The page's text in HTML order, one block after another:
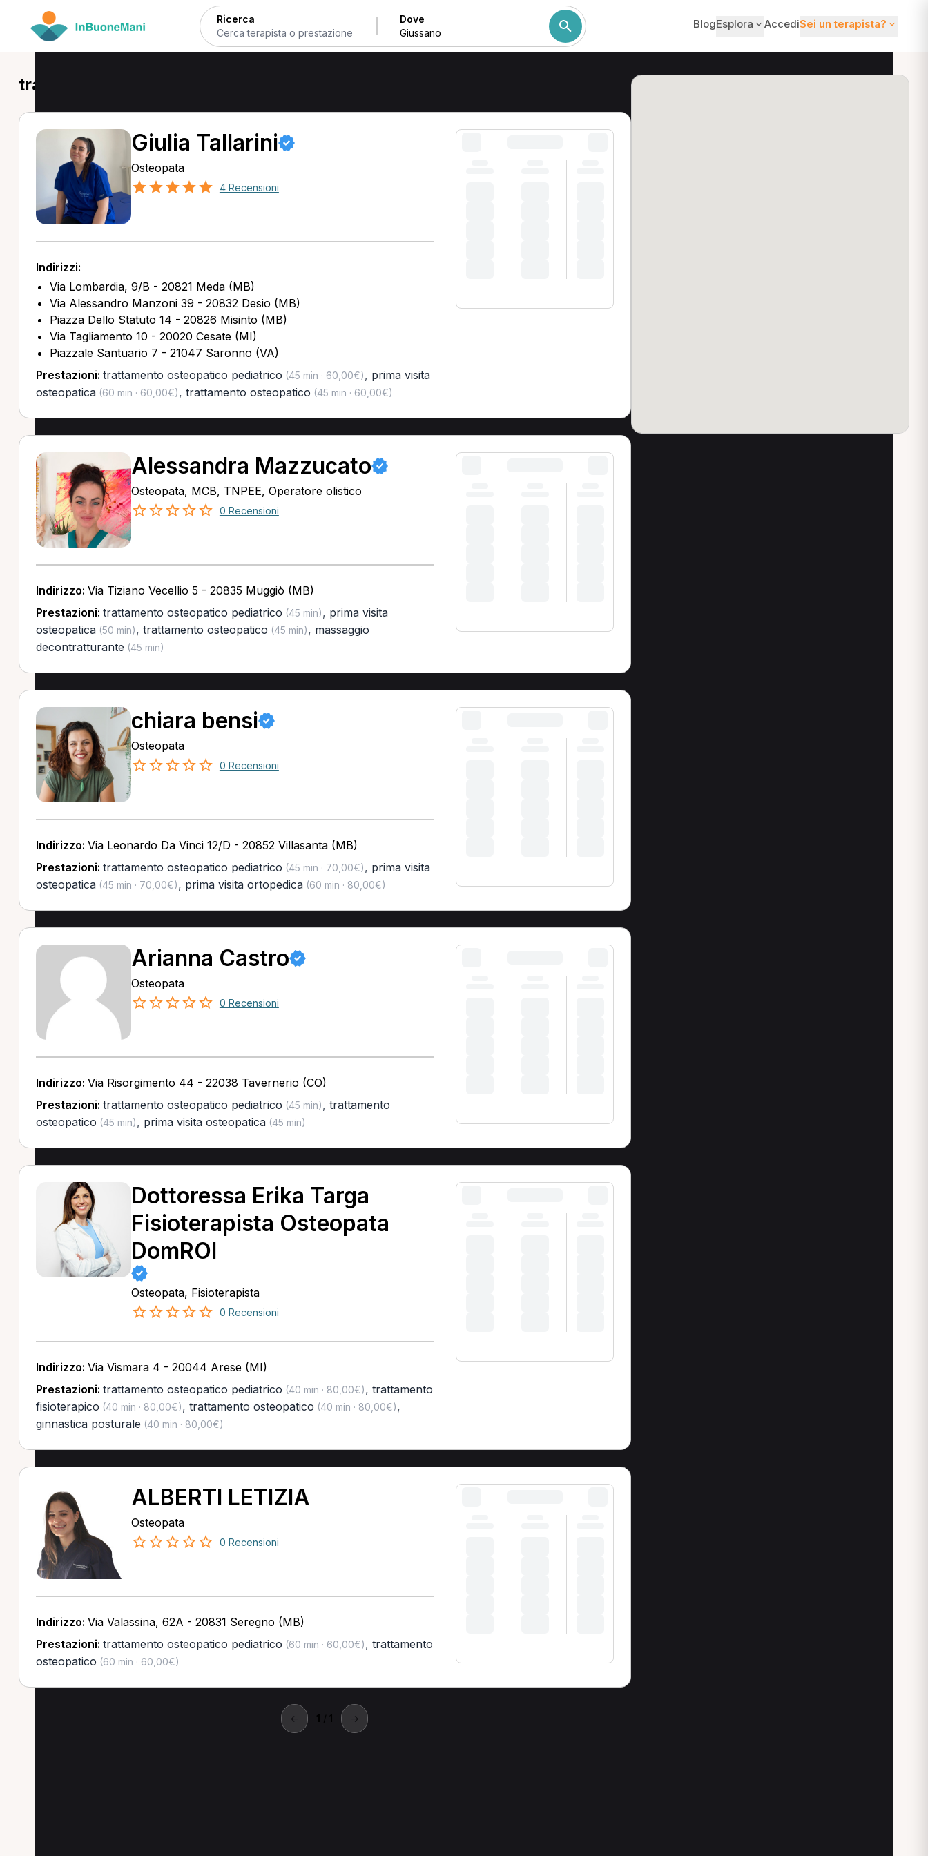
Ricerca Dove BlogEsplora AccediSei un terapista?
trattamento osteopatico pediatrico a Giussano
Giulia Tallarini
Osteopata
4 Recensioni
Indirizzi:
Via Lombardia, 9/B - 20821 Meda (MB)
Via Alessandro Manzoni 39 - 20832 Desio (MB)
Piazza Dello Statuto 14 - 20826 Misinto (MB)
Via Tagliamento 10 - 20020 Cesate (MI)
Piazzale Santuario 7 - 21047 Saronno (VA)
Prestazioni: trattamento osteopatico pediatrico (45 min · 60,00€), prima visita
osteopatica(60 min · 60,00€), trattamento osteopatico (45 min · 60,00€)
Alessandra Mazzucato
Osteopata, MCB, TNPEE, Operatore olistico
0 Recensioni
Indirizzo: Via Tiziano Vecellio 5 - 20835 Muggiò (MB)
Prestazioni: trattamento osteopatico pediatrico (45 min), prima visita
osteopatica(50 min), trattamento osteopatico (45 min), massaggio
decontratturante (45 min)
chiara bensi
Osteopata
0 Recensioni
Indirizzo: Via Leonardo Da Vinci 12/D - 20852 Villasanta (MB)
Prestazioni: trattamento osteopatico pediatrico (45 min · 70,00€), prima visita
osteopatica(45 min · 70,00€), prima visita ortopedica(60 min · 80,00€)
Arianna Castro
Osteopata
0 Recensioni
Indirizzo: Via Risorgimento 44 - 22038 Tavernerio (CO)
Prestazioni: trattamento osteopatico pediatrico (45 min), trattamento
osteopatico (45 min), prima visita osteopatica(45 min)
Dottoressa Erika Targa
Fisioterapista Osteopata
DomROI
Osteopata, Fisioterapista
0 Recensioni
Indirizzo: Via Vismara 4 - 20044 Arese (MI)
Prestazioni: trattamento osteopatico pediatrico (40 min · 80,00€), trattamento
fisioterapico (40 min · 80,00€), trattamento osteopatico (40 min · 80,00€),
ginnastica posturale (40 min · 80,00€)
ALBERTI LETIZIA
Osteopata
0 Recensioni
Indirizzo: Via Valassina, 62A - 20831 Seregno (MB)
Prestazioni: trattamento osteopatico pediatrico (60 min · 60,00€), trattamento
osteopatico (60 min · 60,00€)
← 1 / 1 →